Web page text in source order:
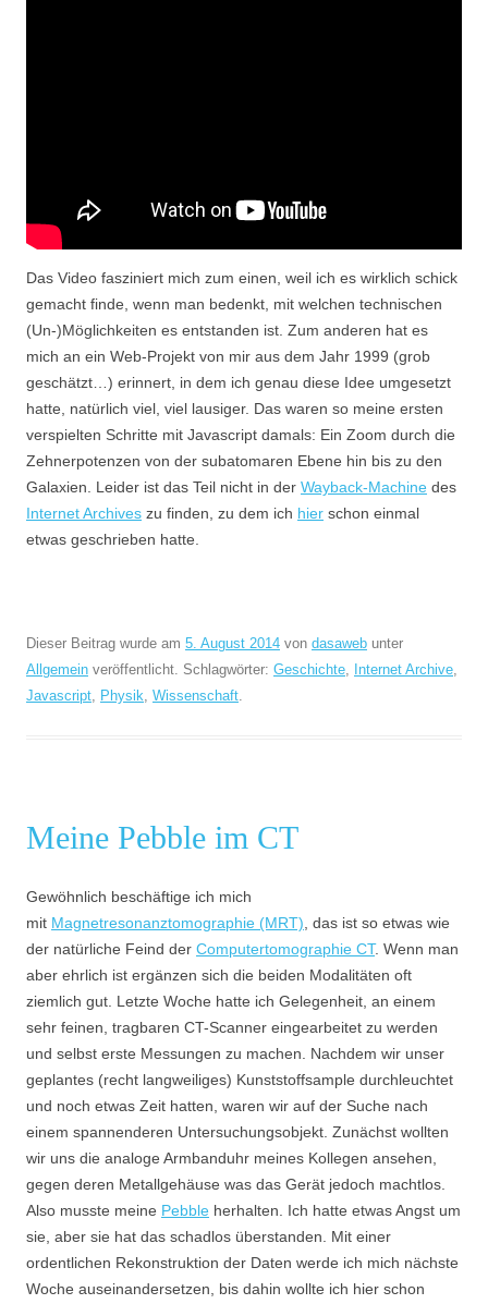
Das Video fasziniert mich zum einen, weil ich es wirklich schick
gemacht finde, wenn man bedenkt, mit welchen technischen
(Un-)Möglichkeiten es entstanden ist. Zum anderen hat es
mich an ein Web-Projekt von mir aus dem Jahr 1999 (grob
geschätzt…) erinnert, in dem ich genau diese Idee umgesetzt
hatte, natürlich viel, viel lausiger. Das waren so meine ersten
verspielten Schritte mit Javascript damals: Ein Zoom durch die
Zehnerpotenzen von der subatomaren Ebene hin bis zu den
Galaxien. Leider ist das Teil nicht in der Wayback-Machine des
Internet Archives zu finden, zu dem ich hier schon einmal
etwas geschrieben hatte.
Dieser Beitrag wurde am 5. August 2014 von dasaweb unter
Allgemein veröffentlicht. Schlagwörter: Geschichte, Internet Archive,
Javascript, Physik, Wissenschaft.
Meine Pebble im CT
Gewöhnlich beschäftige ich mich
mit Magnetresonanztomographie (MRT) , das ist so etwas wie
der natürliche Feind der Computertomographie CT. Wenn man
aber ehrlich ist ergänzen sich die beiden Modalitäten oft
ziemlich gut. Letzte Woche hatte ich Gelegenheit, an einem
sehr feinen, tragbaren CT-Scanner eingearbeitet zu werden
und selbst erste Messungen zu machen. Nachdem wir unser
geplantes (recht langweiliges) Kunststoffsample durchleuchtet
und noch etwas Zeit hatten, waren wir auf der Suche nach
einem spannenderen Untersuchungsobjekt. Zunächst wollten
wir uns die analoge Armbanduhr meines Kollegen ansehen,
gegen deren Metallgehäuse was das Gerät jedoch machtlos.
Also musste meine Pebble herhalten. Ich hatte etwas Angst um
sie, aber sie hat das schadlos überstanden. Mit einer
ordentlichen Rekonstruktion der Daten werde ich mich nächste
Woche auseinandersetzen, bis dahin wollte ich hier schon